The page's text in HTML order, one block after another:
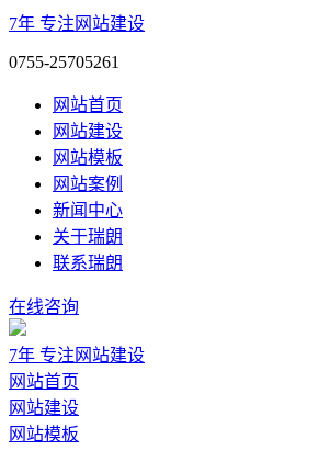
7年 专注网站建设
0755-25705261
网站首页
网站建设
网站模板
网站案例
新闻中心
关于瑞朗
联系瑞朗
在线咨询
7年 专注网站建设
网站首页
网站建设
网站模板